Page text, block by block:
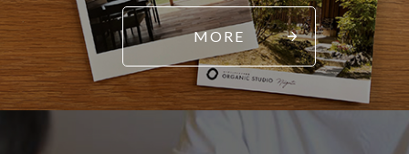
MORE